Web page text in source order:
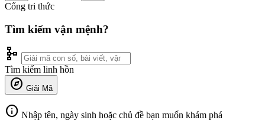
Cổng tri thức
Tìm kiếm vận mệnh?
schema
Tìm kiếm linh hồn
explore Giải Mã
info Nhập tên, ngày sinh hoặc chủ đề bạn muốn khám phá